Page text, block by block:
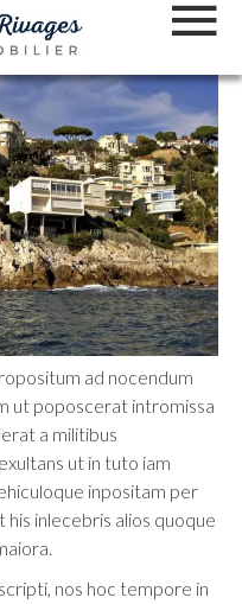
ad nocendum
ut poposcerat intromissa
a militibus
ut in tuto iam
inpositam per
his inlecebris alios quoque
nos hoc tempore in